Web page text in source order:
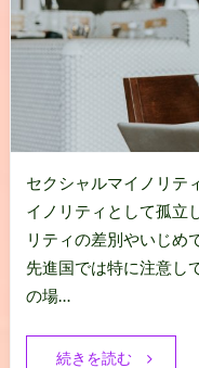
セクシャルマイノリテ
イノリティとして孤立
リティの差別やいじめ
先進国では特に注意し
の場…
続きを読む